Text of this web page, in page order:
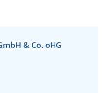
& Co. oHG